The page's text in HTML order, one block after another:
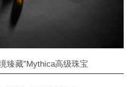
臻藏”Mythica高级珠宝